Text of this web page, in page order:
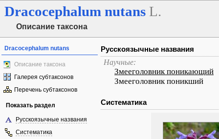
Dracocephalum nutans L.
Описание таксона
Dracocephalum nutans
Описание таксона
Галерея субтаксонов
Перечень субтаксонов
Показать раздел
Русскоязычные названия
Систематика
Русскоязычные названия
Научные:
Змееголовник поникающий
Змееголовник поникший
Систематика